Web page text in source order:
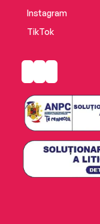
Instagram
TikTok